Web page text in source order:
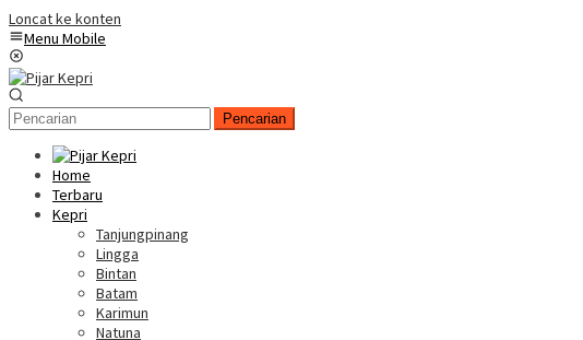
Loncat ke konten
Menu Mobile
Pencarian
Home
Terbaru
Kepri
Tanjungpinang
Lingga
Bintan
Batam
Karimun
Natuna